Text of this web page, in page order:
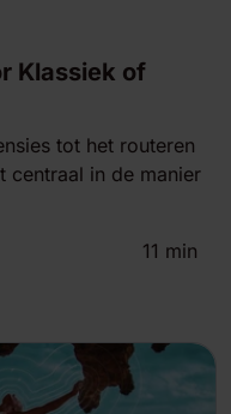
Klassiek of
tot het routeren
centraal in de manier
11 min